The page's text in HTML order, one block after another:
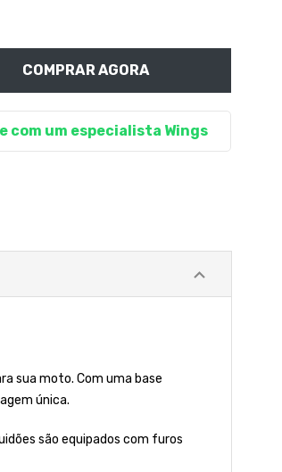
COMPRAR AGORA
com um especialista Wings
sua moto. Com uma base
única.
são equipados com furos